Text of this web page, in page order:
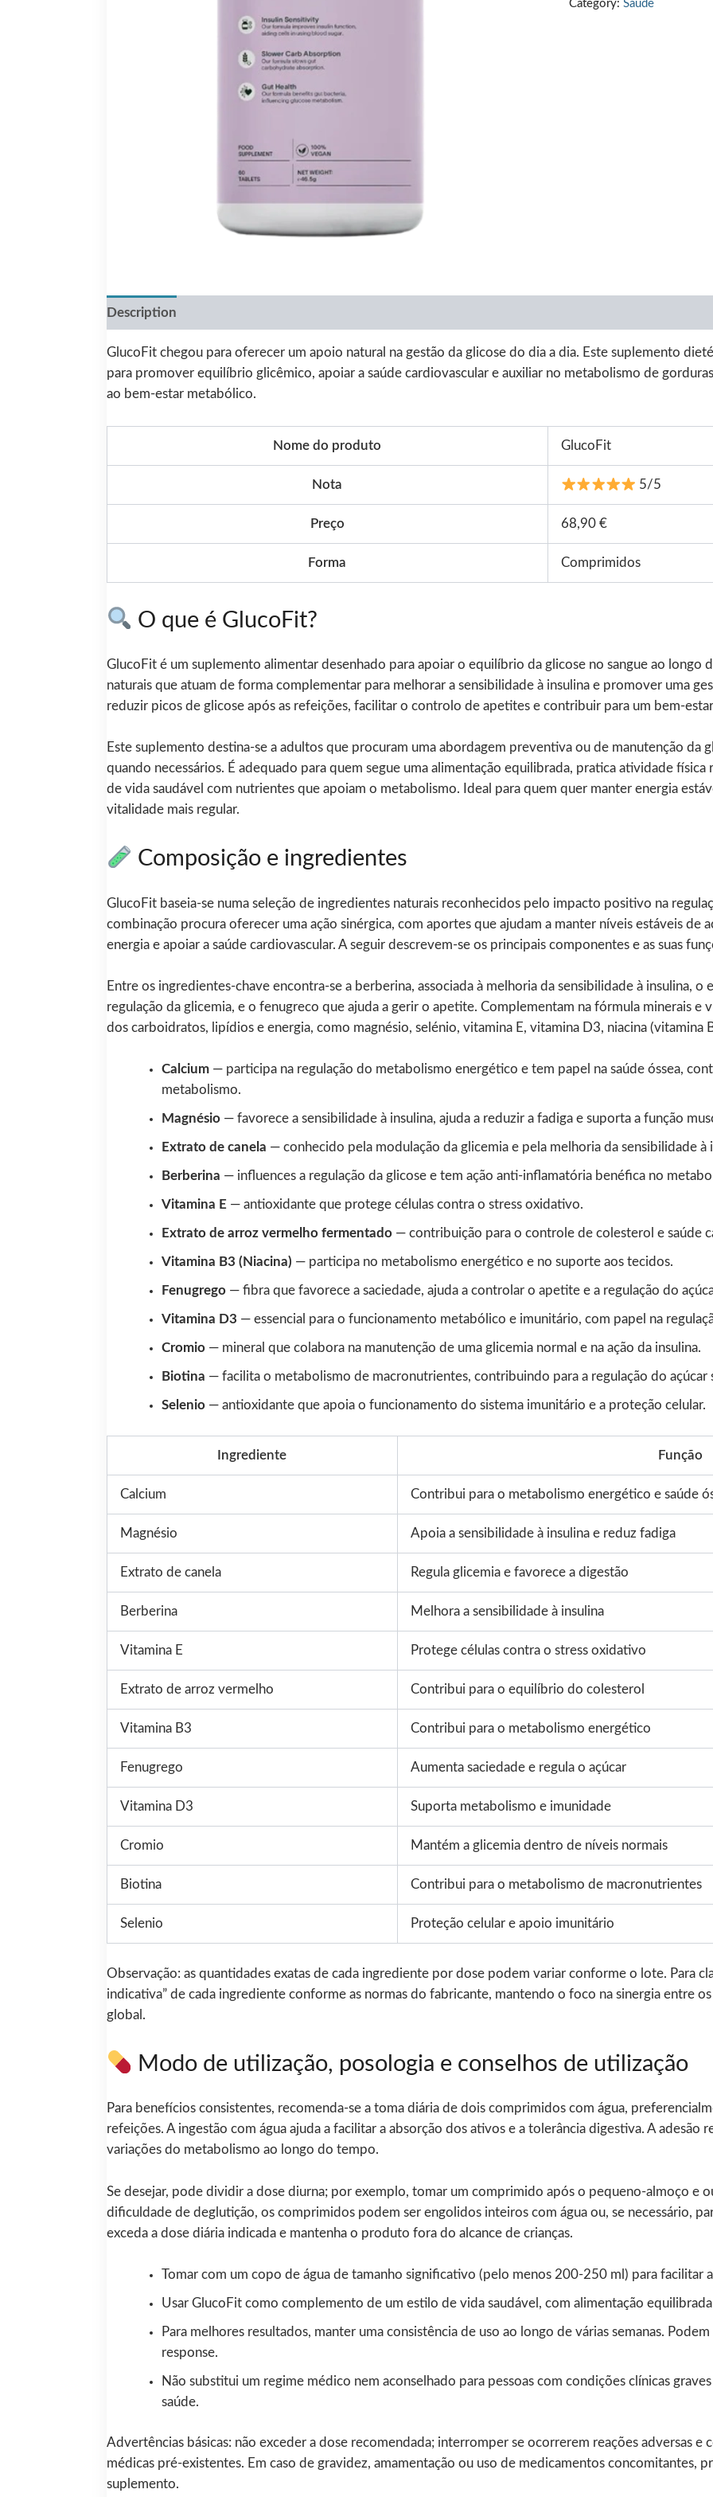
€84.00.
Category:Saúde
Description
GlucoFit chegou para oferecer um apoio natural na gestão da glicose do dia a dia. Este suplemento
para promover equilíbrio glicêmico, apoiar a saúde cardiovascular e auxiliar no metabolismo de
ao bem-estar metabólico.
Nome do produto GlucoFit
Nota 5/5
Preço 68,90 €
Forma Comprimidos
O que é GlucoFit?
GlucoFit é um suplemento alimentar desenhado para apoiar o equilíbrio da glicose no sangue ao longo
naturais que atuam de forma complementar para melhorar a sensibilidade à insulina e promover uma
reduzir picos de glicose após as refeições, facilitar o controlo de apetites e contribuir para um bem-
Este suplemento destina-se a adultos que procuram uma abordagem preventiva ou de manutenção da
quando necessários. É adequado para quem segue uma alimentação equilibrada, pratica atividade
de vida saudável com nutrientes que apoiam o metabolismo. Ideal para quem quer manter energia
vitalidade mais regular.
Composição e ingredientes
GlucoFit baseia-se numa seleção de ingredientes naturais reconhecidos pelo impacto positivo na
combinação procura oferecer uma ação sinérgica, com aportes que ajudam a manter níveis estáveis de
energia e apoiar a saúde cardiovascular. A seguir descrevem-se os principais componentes e as suas
Entre os ingredientes-chave encontra-se a berberina, associada à melhoria da sensibilidade à insulina,
regulação da glicemia, e o fenugreco que ajuda a gerir o apetite. Complementam na fórmula minerais e
dos carboidratos, lipídios e energia, como magnésio, selénio, vitamina E, vitamina D3, niacina (vitamina
Calcium — participa na regulação do metabolismo energético e tem papel na saúde óssea,
metabolismo.
Magnésio — favorece a sensibilidade à insulina, ajuda a reduzir a fadiga e suporta a função
Extrato de canela — conhecido pela modulação da glicemia e pela melhoria da sensibilidade
Berberina — influences a regulação da glicose e tem ação anti-inflamatória benéfica no
Vitamina E — antioxidante que protege células contra o stress oxidativo.
Extrato de arroz vermelho fermentado — contribuição para o controle de colesterol e saúde
Vitamina B3 (Niacina) — participa no metabolismo energético e no suporte aos tecidos.
Fenugrego — fibra que favorece a saciedade, ajuda a controlar o apetite e a regulação do
Vitamina D3 — essencial para o funcionamento metabólico e imunitário, com papel na
Cromio — mineral que colabora na manutenção de uma glicemia normal e na ação da insulina.
Biotina — facilita o metabolismo de macronutrientes, contribuindo para a regulação do açúcar
Selenio — antioxidante que apoia o funcionamento do sistema imunitário e a proteção celular.
Ingrediente Função
Calcium Contribui para o metabolismo energético e saúde
Magnésio Apoia a sensibilidade à insulina e reduz fadiga
Extrato de canela Regula glicemia e favorece a digestão
Berberina Melhora a sensibilidade à insulina
Vitamina E Protege células contra o stress oxidativo
Extrato de arroz vermelho Contribui para o equilíbrio do colesterol
Vitamina B3 Contribui para o metabolismo energético
Fenugrego Aumenta saciedade e regula o açúcar
Vitamina D3 Suporta metabolismo e imunidade
Cromio Mantém a glicemia dentro de níveis normais
Biotina Contribui para o metabolismo de macronutrientes
Selenio Proteção celular e apoio imunitário
Observação: as quantidades exatas de cada ingrediente por dose podem variar conforme o lote. Para
indicativa” de cada ingrediente conforme as normas do fabricante, mantendo o foco na sinergia entre
global.
Modo de utilização, posologia e conselhos de utilização
Para benefícios consistentes, recomenda-se a toma diária de dois comprimidos com água,
refeições. A ingestão com água ajuda a facilitar a absorção dos ativos e a tolerância digestiva. A adesão
variações do metabolismo ao longo do tempo.
Se desejar, pode dividir a dose diurna; por exemplo, tomar um comprimido após o pequeno-almoço e
dificuldade de deglutição, os comprimidos podem ser engolidos inteiros com água ou, se necessário,
exceda a dose diária indicada e mantenha o produto fora do alcance de crianças.
Tomar com um copo de água de tamanho significativo (pelo menos 200-250 ml) para facilitar
Usar GlucoFit como complemento de um estilo de vida saudável, com alimentação
Para melhores resultados, manter uma consistência de uso ao longo de várias semanas.
response.
Não substitui um regime médico nem aconselhado para pessoas com condições clínicas
saúde.
Advertências básicas: não exceder a dose recomendada; interromper se ocorrerem reações adversas e
médicas pré-existentes. Em caso de gravidez, amamentação ou uso de medicamentos concomitantes,
suplemento.